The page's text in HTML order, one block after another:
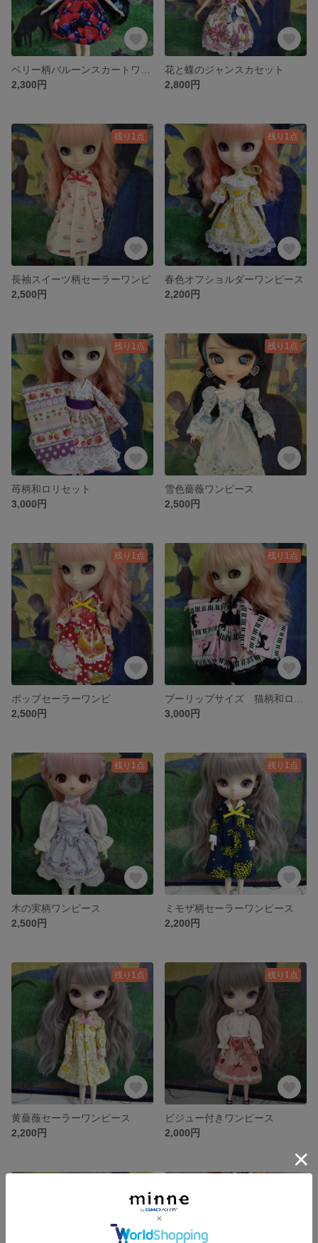
2,300円
花と蝶のジャンスカセット
2,800円
残り1点
長袖スイーツ柄セーラーワンピ
2,500円
残り1点
春色オフショルダーワンピース
2,200円
残り1点
苺柄和ロリセット
3,000円
残り1点
雪色薔薇ワンピース
2,500円
残り1点
ポップセーラーワンピ
2,500円
残り1点
3,000円
残り1点
木の実柄ワンピース
2,500円
残り1点
ミモザ柄セーラーワンピース
2,200円
残り1点
黄薔薇セーラーワンピース
2,200円
残り1点
ビジュー付きワンピース
2,000円